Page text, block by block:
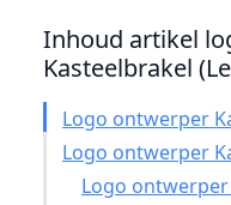
Inhoud artikel
Kasteelbrakel
Logo ontwerper
Logo ontwerper
Logo ontwerper